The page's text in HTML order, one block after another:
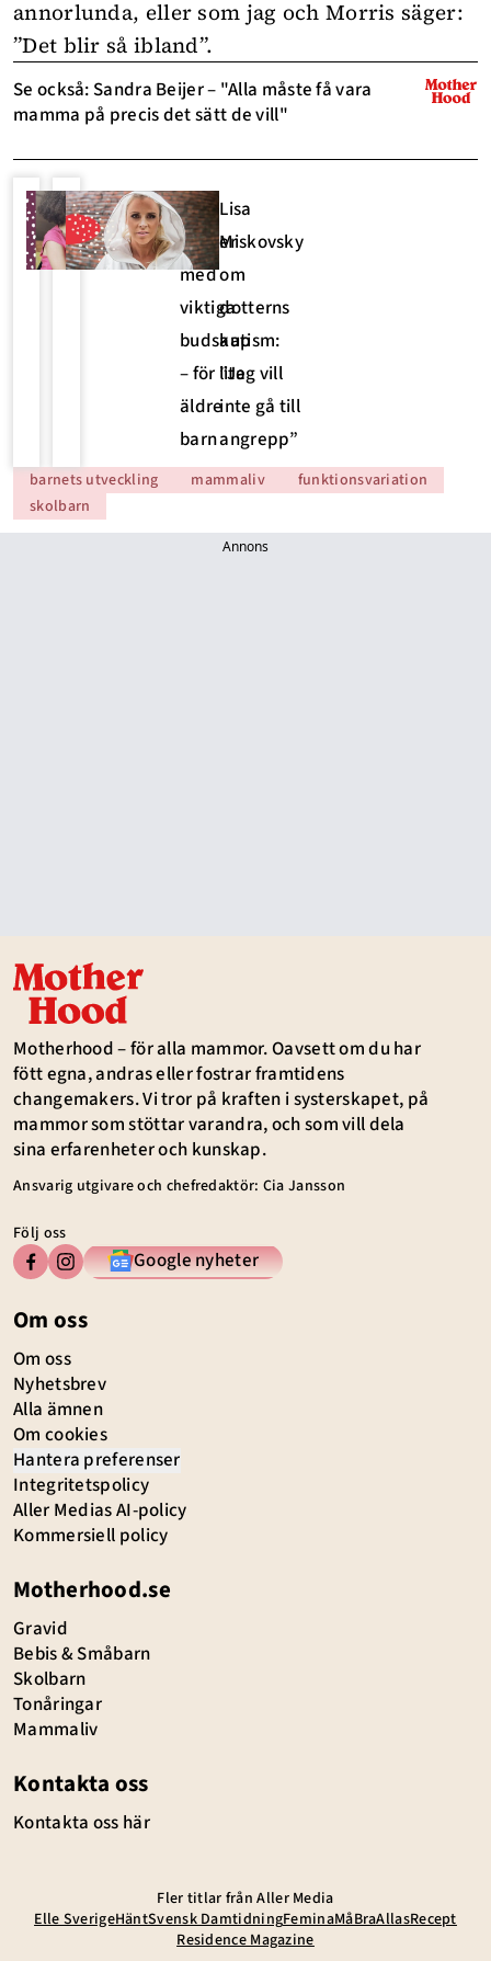
annorlunda, eller som jag och Morris säger:
”Det blir så ibland”.
Se också: Sandra Beijer – "Alla måste få vara
mamma på precis det sätt de vill"
5 bra
böcker
med
viktiga
budskap
– för lite
äldre
barn
Lisa
Miskovsky
om
dotterns
autism:
”Jag vill
inte gå till
angrepp”
barnets utveckling mammaliv
funktionsvariation
skolbarn
Annons
Motherhood – för alla mammor. Oavsett om du har
fött egna, andras eller fostrar framtidens
changemakers. Vi tror på kraften i systerskapet, på
mammor som stöttar varandra, och som vill dela
sina erfarenheter och kunskap.
Ansvarig utgivare och chefredaktör: Cia Jansson
Följ oss
Google nyheter
Om oss
Om oss
Nyhetsbrev
Alla ämnen
Om cookies
Hantera preferenser
Integritetspolicy
Aller Medias AI-policy
Kommersiell policy
Motherhood.se
Gravid
Bebis & Småbarn
Skolbarn
Tonåringar
Mammaliv
Kontakta oss
Kontakta oss här
Fler titlar från Aller Media
Elle SverigeHäntSvensk DamtidningFeminaMåBraAllasRecept
Residence Magazine